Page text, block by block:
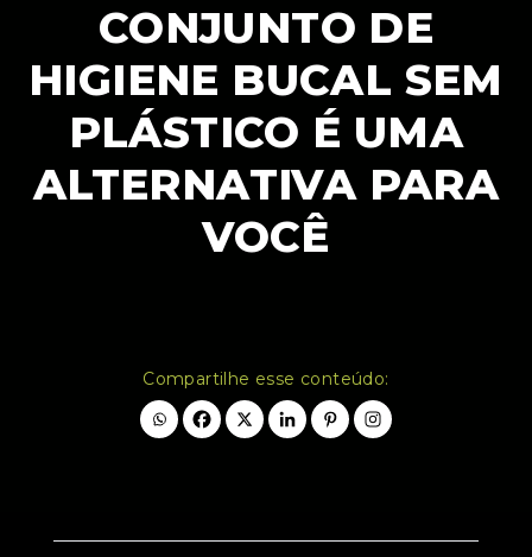
CONJUNTO DE
HIGIENE BUCAL SEM
PLÁSTICO É UMA
ALTERNATIVA PARA
VOCÊ
Compartilhe esse conteúdo: